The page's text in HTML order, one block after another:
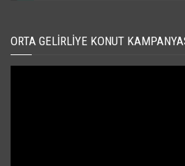
ORTA GELIRLIYE KONUT